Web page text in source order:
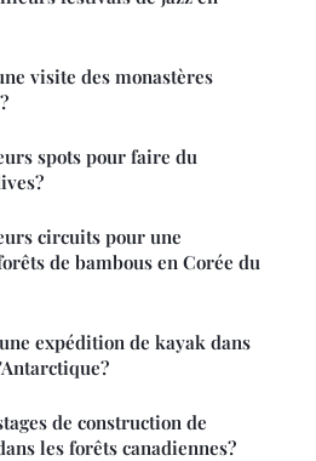
visite des monastères
spots pour faire du
circuits pour une
de bambous en Corée du
expédition de kayak dans
de construction de
les forêts canadiennes?